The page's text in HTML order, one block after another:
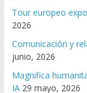
Tour europeo
2026
Comunicación y
junio, 2026
Magnifica
IA 29 mayo, 2026